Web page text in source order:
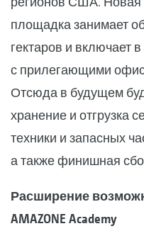
площадка занимает
гектаров и включает
с прилегающими
Отсюда в будущем
хранение и отгрузка
техники и запасных
а также финишная
Расширение
AMAZONE Academy